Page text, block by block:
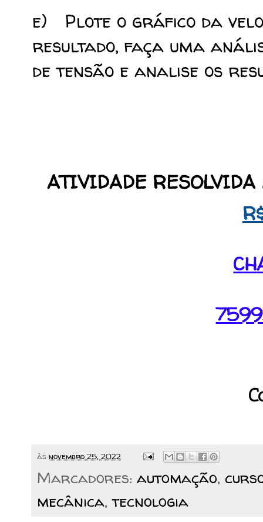
e) Plote o gráfico da
resultado, faça uma
de tensão e analise os
ATIVIDADE
às novembro 25, 2022
Marcadores: automação,
mecânica,tecnologia